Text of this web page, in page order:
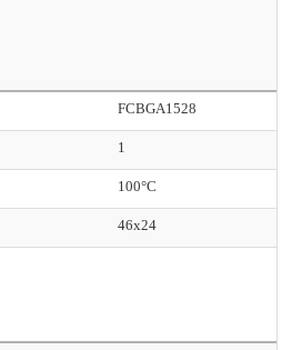
FCBGA1528
1
100°C
46x24